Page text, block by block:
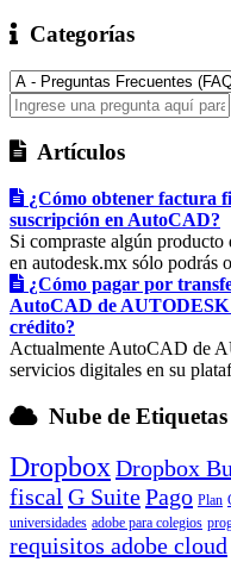
Categorías
Artículos
¿Cómo obtener factura
suscripción en AutoCAD?
Si compraste algún
en autodesk.mx sólo podrás
¿Cómo pagar por
AutoCAD de
crédito?
Actualmente AutoCAD de
servicios digitales en su
Nube de Etiquetas
DropboxDropbox
fiscal G SuitePago Plan
universidades adobe para colegios
requisitos adobe cloud